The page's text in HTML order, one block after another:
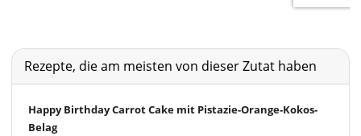
Rezepte, die am meisten von dieser Zutat haben
Happy Birthday Carrot Cake mit Pistazie-Orange-Kokos-
Belag